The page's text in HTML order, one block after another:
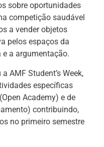
sobre oportunidades
competição saudável
a vender objetos
pelos espaços da
a argumentação.
AMF Student’s Week,
específicas
Academy) e de
contribuindo,
no primeiro semestre